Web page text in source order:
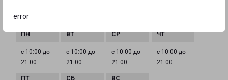
error
ГРАФИК РАБОТЫ
с 10:00 до
21:00
с 10:00 до
21:00
с 10:00 до
21:00
с 10:00 до
21:00